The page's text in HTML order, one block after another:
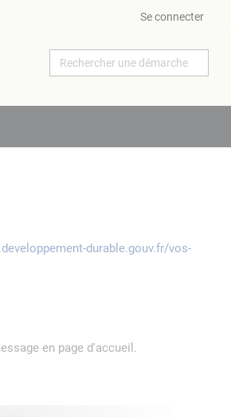
Se connecter
durable.gouv.fr/vos-
en page d'accueil.